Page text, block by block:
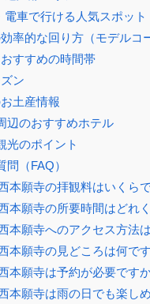
車で行ける人気スポット
率的な回り方（モデルコ
すすめの時間帯
ン
土産情報
辺のおすすめホテル
光のポイント
問（FAQ）
本願寺の拝観料はいくら
本願寺の所要時間はどれ
本願寺へのアクセス方法
本願寺の見どころは何で
本願寺は予約が必要です
本願寺は雨の日でも楽し